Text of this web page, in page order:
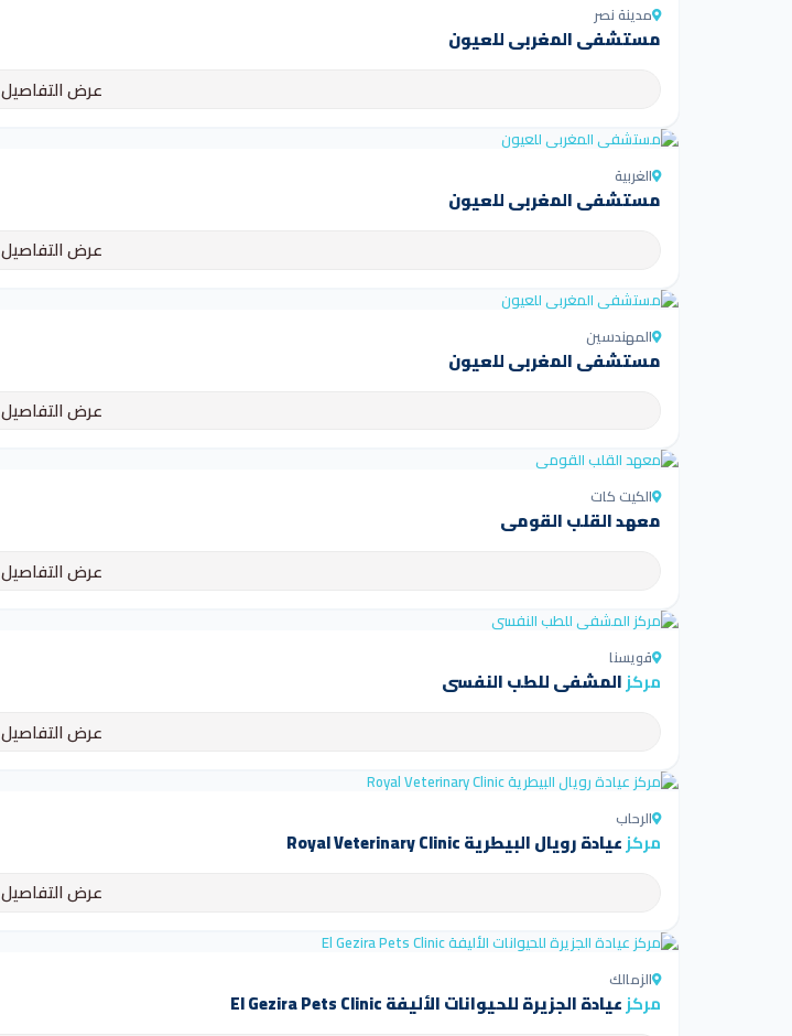
مدينة نصر
مستشفى المغربي للعيون
عرض التفاصيل
الغربية
مستشفى المغربي للعيون
عرض التفاصيل
المهندسين
مستشفى المغربي للعيون
عرض التفاصيل
الكيت كات
معهد القلب القومي
عرض التفاصيل
قويسنا
مركزالمشفى للطب النفسي
عرض التفاصيل
الرحاب
مركزعيادة رويال البيطرية Royal Veterinary Clinic
عرض التفاصيل
الزمالك
مركزعيادة الجزيرة للحيوانات الأليفة El Gezira Pets Clinic